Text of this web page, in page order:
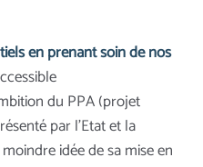
en prenant soin de nos
du PPA (projet
par l’Etat et la
idée de sa mise en